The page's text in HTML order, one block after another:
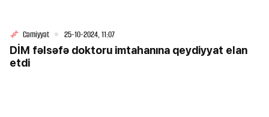
Cəmiyyət 25-10-2024, 11:07
DİM fəlsəfə doktoru imtahanına qeydiyyat elan
etdi